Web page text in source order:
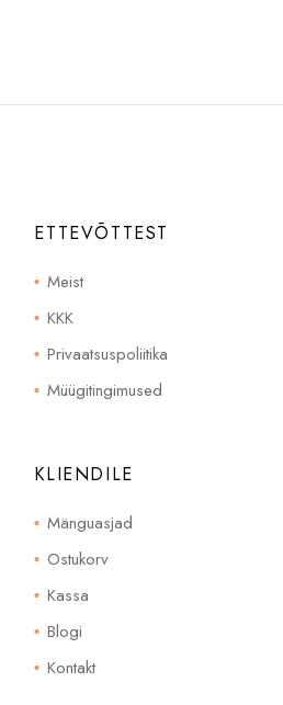
ETTEVÕTTEST
Meist
KKK
Privaatsuspoliitika
Müügitingimused
KLIENDILE
Mänguasjad
Ostukorv
Kassa
Blogi
Kontakt